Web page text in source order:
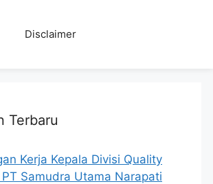
Disclaimer
Terbaru
Kerja Kepala Divisi Quality
Samudra Utama Narapati